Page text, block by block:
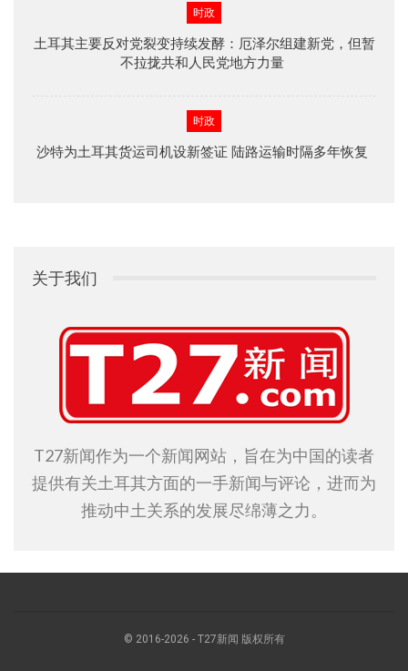
时政
土耳其主要反对党裂变持续发酵：厄泽尔组建新党，但暂
不拉拢共和人民党地方力量
时政
沙特为土耳其货运司机设新签证 陆路运输时隔多年恢复
关于我们
T27新闻作为一个新闻网站，旨在为中国的读者
提供有关土耳其方面的一手新闻与评论，进而为
推动中土关系的发展尽绵薄之力。
© 2016-2026 - T27新闻 版权所有